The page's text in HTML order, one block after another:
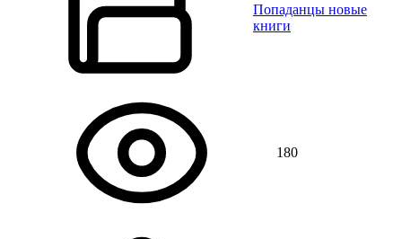
Попаданцы новые
книги
180